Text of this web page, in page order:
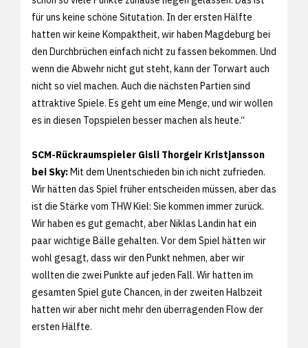
für uns keine schöne Situtation. In der ersten Hälfte
hatten wir keine Kompaktheit, wir haben Magdeburg bei
den Durchbrüchen einfach nicht zu fassen bekommen. Und
wenn die Abwehr nicht gut steht, kann der Torwart auch
nicht so viel machen. Auch die nächsten Partien sind
attraktive Spiele. Es geht um eine Menge, und wir wollen
es in diesen Topspielen besser machen als heute.“
SCM-Rückraumspieler Gisli Thorgeir Kristjansson
bei Sky:Mit dem Unentschieden bin ich nicht zufrieden.
Wir hätten das Spiel früher entscheiden müssen, aber das
ist die Stärke vom THW Kiel: Sie kommen immer zurück.
Wir haben es gut gemacht, aber Niklas Landin hat ein
paar wichtige Bälle gehalten. Vor dem Spiel hätten wir
wohl gesagt, dass wir den Punkt nehmen, aber wir
wollten die zwei Punkte auf jeden Fall. Wir hatten im
gesamten Spiel gute Chancen, in der zweiten Halbzeit
hatten wir aber nicht mehr den überragenden Flow der
ersten Hälfte.